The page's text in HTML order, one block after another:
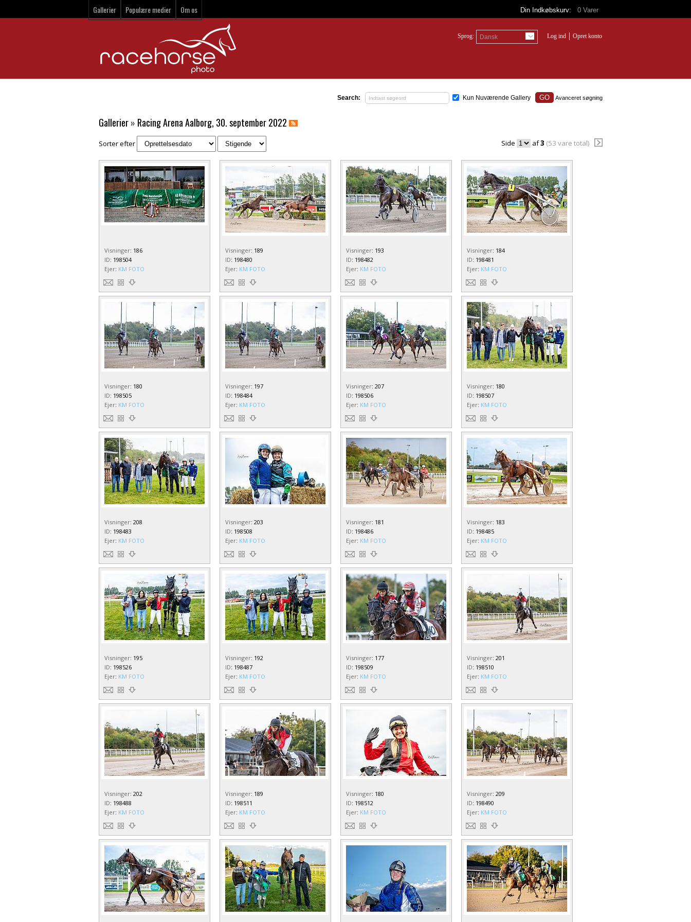
Din Indkøbskurv: 0 Varer
Gallerier Populære medier Om os
Dansk
Sprog: Log ind Opret konto
Search: Kun Nuværende Gallery Avanceret søgning
Gallerier» Racing Arena Aalborg, 30. september 2022
Sorter efter Side af3 (53 vare total)
Visninger: 186
ID: 198504
Ejer: KM FOTO
Visninger: 189
ID: 198480
Ejer: KM FOTO
Visninger: 193
ID: 198482
Ejer: KM FOTO
Visninger: 184
ID: 198481
Ejer: KM FOTO
Visninger: 180
ID: 198505
Ejer: KM FOTO
Visninger: 197
ID: 198484
Ejer: KM FOTO
Visninger: 207
ID: 198506
Ejer: KM FOTO
Visninger: 180
ID: 198507
Ejer: KM FOTO
Visninger: 208
ID: 198483
Ejer: KM FOTO
Visninger: 203
ID: 198508
Ejer: KM FOTO
Visninger: 181
ID: 198486
Ejer: KM FOTO
Visninger: 183
ID: 198485
Ejer: KM FOTO
Visninger: 195
ID: 198526
Ejer: KM FOTO
Visninger: 192
ID: 198487
Ejer: KM FOTO
Visninger: 177
ID: 198509
Ejer: KM FOTO
Visninger: 201
ID: 198510
Ejer: KM FOTO
Visninger: 202
ID: 198488
Ejer: KM FOTO
Visninger: 189
ID: 198511
Ejer: KM FOTO
Visninger: 180
ID: 198512
Ejer: KM FOTO
Visninger: 209
ID: 198490
Ejer: KM FOTO